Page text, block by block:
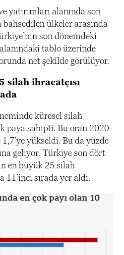
yatırımları alanında son
bahsedilen ülkeler arasında
son dönemdeki
tablo üzerinde
net şekilde görülüyor.
silah ihracatçısı
küresel silah
paya sahipti. Bu oran 2020-
yükseldi. Bu da yüzde
geliyor. Türkiye son dört
en büyük 25 silah
11’inci sırada yer aldı.